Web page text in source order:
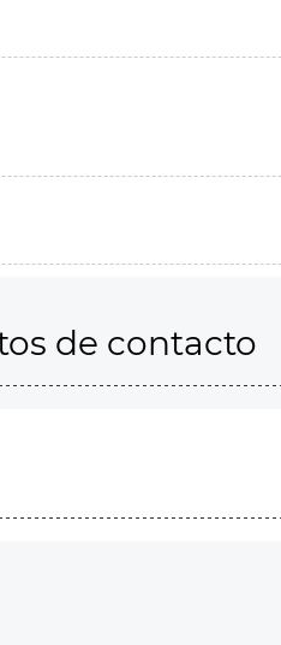
de contacto